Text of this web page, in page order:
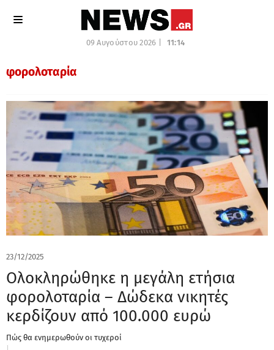
09 Αυγούστου 2026 | 11:14
φορολοταρία
23/12/2025
Ολοκληρώθηκε η μεγάλη ετήσια
φορολοταρία – Δώδεκα νικητές
κερδίζουν από 100.000 ευρώ
Πώς θα ενημερωθούν οι τυχεροί